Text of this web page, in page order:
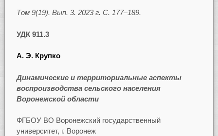
Том 9(19). Вып. 3. 2023 г. С. 177–189.
УДК 911.3
А. Э. Крупко
Динамические и территориальные аспекты
воспроизводства сельского населения
Воронежской области
ФГБОУ ВО Воронежский государственный
университет, г. Воронеж